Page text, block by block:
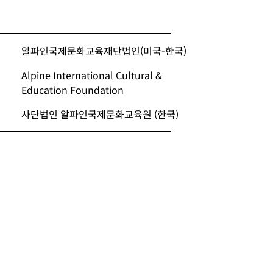
알파인국제문화교육재단법인(미국-한국)
Alpine International Cultural &
Education Foundation
사단법인 알파인국제문화교육원 (한국)